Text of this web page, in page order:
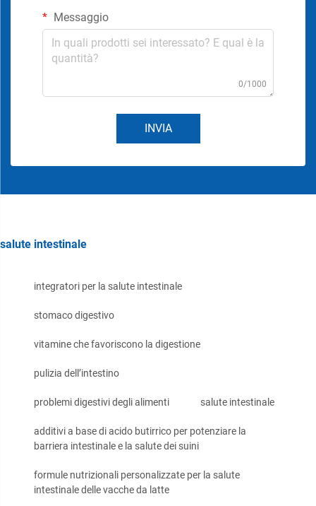
Messaggio
0/1000
INVIA
salute intestinale
integratori per la salute intestinale
stomaco digestivo
vitamine che favoriscono la digestione
pulizia dell’intestino
problemi digestivi degli alimenti salute intestinale
additivi a base di acido butirrico per potenziare la
barriera intestinale e la salute dei suini
formule nutrizionali personalizzate per la salute
intestinale delle vacche da latte